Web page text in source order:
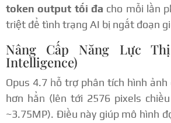
token output tối đa cho mỗi lần
triệt để tình trạng AI bị ngắt đoạn
Nâng Cấp Năng Lực
Intelligence)
Opus 4.7 hỗ trợ phân tích hình ảnh
hơn hẳn (lên tới 2576 pixels
~3.75MP). Điều này giúp mô hình